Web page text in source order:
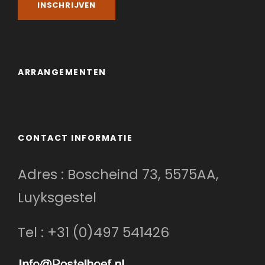
Inclusief
Gratis Wi-Fi + Telefoon
Enkele Foto's van Hotel de
ARRANGEMENTEN
CONTACT INFORMATIE
Adres : Boscheind 73, 5575AA,
Luyksgestel
Tel : +31 (0)497 541426